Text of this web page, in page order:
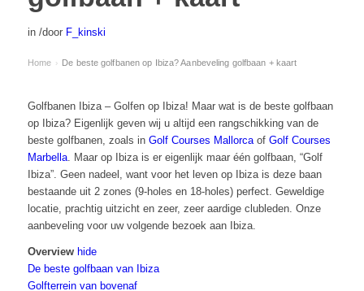
in /door F_kinski
Home › De beste golfbanen op Ibiza? Aanbeveling golfbaan + kaart
Golfbanen Ibiza – Golfen op Ibiza! Maar wat is de beste golfbaan
op Ibiza? Eigenlijk geven wij u altijd een rangschikking van de
beste golfbanen, zoals in Golf Courses Mallorcaof Golf Courses
Marbella. Maar op Ibiza is er eigenlijk maar één golfbaan, “Golf
Ibiza”. Geen nadeel, want voor het leven op Ibiza is deze baan
bestaande uit 2 zones (9-holes en 18-holes) perfect. Geweldige
locatie, prachtig uitzicht en zeer, zeer aardige clubleden. Onze
aanbeveling voor uw volgende bezoek aan Ibiza.
Overview hide
De beste golfbaan van Ibiza
Golfterrein van bovenaf